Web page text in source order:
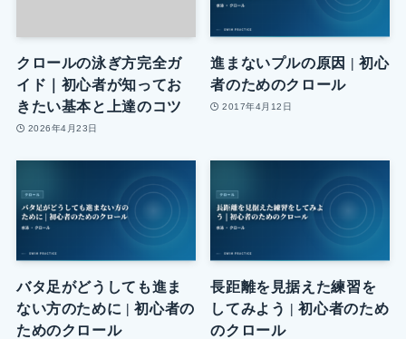
クロールの泳ぎ方完全ガ
イド｜初心者が知ってお
きたい基本と上達のコツ
2026年4月23日
進まないプルの原因 | 初心
者のためのクロール
2017年4月12日
バタ足がどうしても進ま
ない方のために | 初心者の
ためのクロール
長距離を見据えた練習を
してみよう | 初心者のため
のクロール